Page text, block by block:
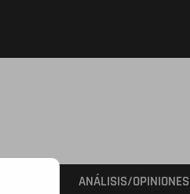
ANÁLISIS/OPINIONES